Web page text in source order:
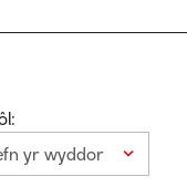
yr wyddor